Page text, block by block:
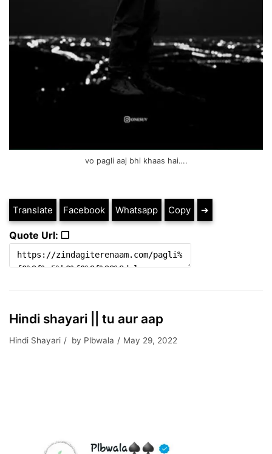
vo pagli aaj bhi khaas hai….
Translate Facebook Whatsapp Copy ➔
Quote Url: ❐
Hindi shayari || tu aur aap
Hindi Shayari by Plbwala May 29, 2022